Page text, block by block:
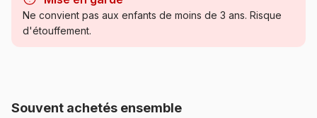
Catégorie
Provenance Roumanie
Ne convient pas aux enfants de moins de 3 ans. Risque
d'étouffement.
Souvent achetés ensemble